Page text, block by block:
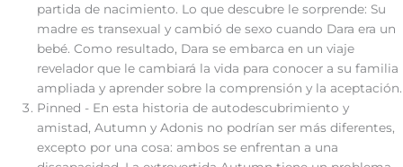
partida de nacimiento. Lo que descubre le sorprende: Su
madre es transexual y cambió de sexo cuando Dara era un
bebé. Como resultado, Dara se embarca en un viaje
revelador que le cambiará la vida para conocer a su familia
ampliada y aprender sobre la comprensión y la aceptación.
Pinned - En esta historia de autodescubrimiento y
amistad, Autumn y Adonis no podrían ser más diferentes,
excepto por una cosa: ambos se enfrentan a una